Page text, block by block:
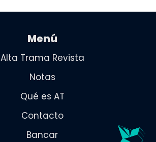
Menú
Alta Trama Revista
Notas
Qué es AT
Contacto
Bancar